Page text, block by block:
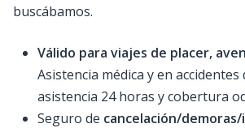
buscábamos.
Válido para viajes de placer,
Asistencia médica y en accidentes
asistencia 24 horas y cobertura
Seguro de cancelación/